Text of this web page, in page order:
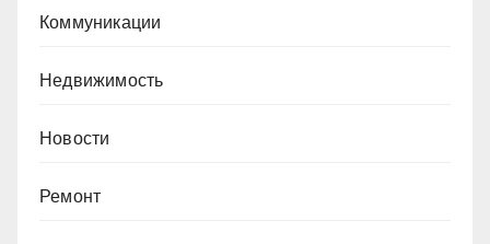
Коммуникации
Недвижимость
Новости
Ремонт